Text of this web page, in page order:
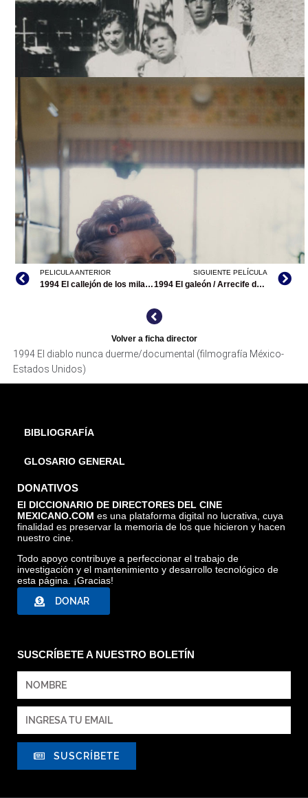
THE DEVIL NEVER SLEEPS, ARCHIVO DDCM
THE DEVIL NEVER SLEEPS, ARCHIVO DDCM
PELICULA ANTERIOR
1994 El callejón de los milagros
SIGUIENTE PELÍCULA
1994 El galeón / Arrecife de los alacranes
Volver a ficha director
1994 El diablo nunca duerme/documental (filmografía México-
Estados Unidos)
BIBLIOGRAFÍA
GLOSARIO GENERAL
DONATIVOS
El DICCIONARIO DE DIRECTORES DEL CINE
MEXICANO.COM es una plataforma digital no lucrativa, cuya
finalidad es preservar la memoria de los que hicieron y hacen
nuestro cine.
Todo apoyo contribuye a perfeccionar el trabajo de
investigación y el mantenimiento y desarrollo tecnológico de
esta página. ¡Gracias!
DONAR
SUSCRÍBETE A NUESTRO BOLETÍN
SUSCRÍBETE